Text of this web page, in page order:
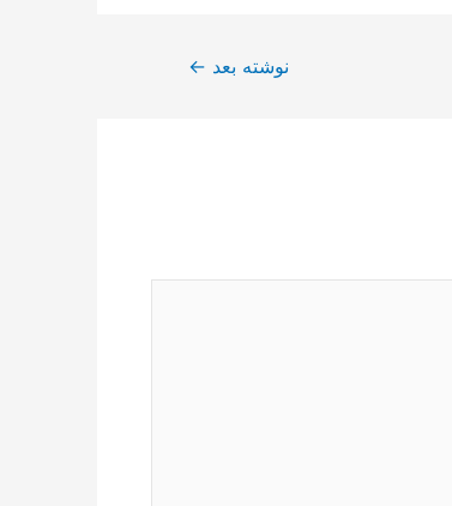
نوشته بعد ←